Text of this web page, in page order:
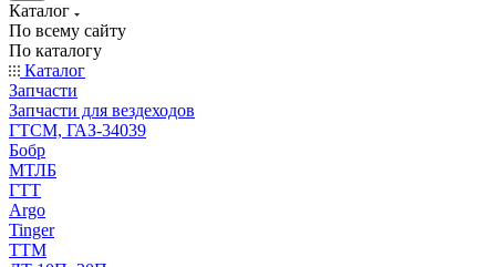
Каталог
По всему сайту
По каталогу
Каталог
Запчасти
Запчасти для вездеходов
ГТСМ, ГАЗ-34039
Бобр
МТЛБ
ГТТ
Argo
Tinger
ТТМ